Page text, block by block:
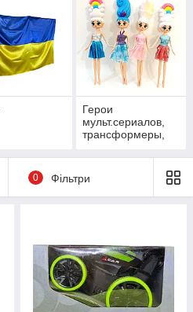
Герои
мульт.сериалов,
трансформеры,
0 Фільтри